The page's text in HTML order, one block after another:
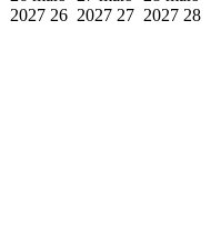
2027 26 2027 27 2027 28